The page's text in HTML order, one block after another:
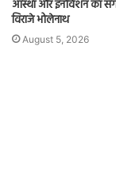
आस्था और इनोवेशन का
विराजे भोलेनाथ
August 5, 2026